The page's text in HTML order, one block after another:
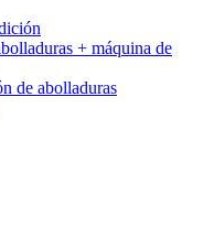
+ máquina de
de abolladuras